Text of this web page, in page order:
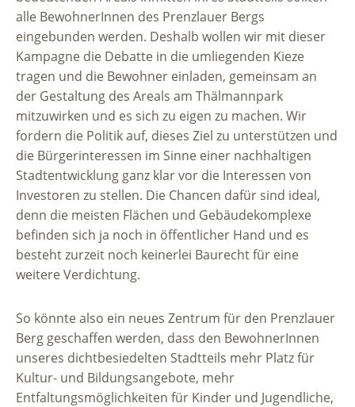
alle BewohnerInnen des Prenzlauer Bergs
eingebunden werden. Deshalb wollen wir mit dieser
Kampagne die Debatte in die umliegenden Kieze
tragen und die Bewohner einladen, gemeinsam an
der Gestaltung des Areals am Thälmannpark
mitzuwirken und es sich zu eigen zu machen. Wir
fordern die Politik auf, dieses Ziel zu unterstützen und
die Bürgerinteressen im Sinne einer nachhaltigen
Stadtentwicklung ganz klar vor die Interessen von
Investoren zu stellen. Die Chancen dafür sind ideal,
denn die meisten Flächen und Gebäudekomplexe
befinden sich ja noch in öffentlicher Hand und es
besteht zurzeit noch keinerlei Baurecht für eine
weitere Verdichtung.
So könnte also ein neues Zentrum für den Prenzlauer
Berg geschaffen werden, dass den BewohnerInnen
unseres dichtbesiedelten Stadtteils mehr Platz für
Kultur- und Bildungsangebote, mehr
Entfaltungsmöglichkeiten für Kinder und Jugendliche,